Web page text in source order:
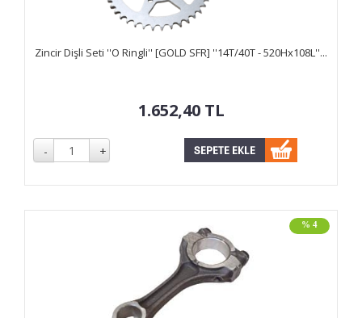
Zincir Dişli Seti ''O Ringli'' [GOLD SFR] ''14T/40T - 520Hx108L''...
1.652,40 TL
% 4